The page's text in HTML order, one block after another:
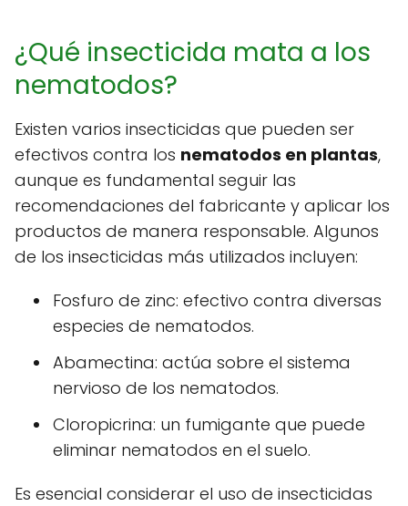
¿Qué insecticida mata a los
nematodos?
Existen varios insecticidas que pueden ser
efectivos contra los nematodos en plantas,
aunque es fundamental seguir las
recomendaciones del fabricante y aplicar los
productos de manera responsable. Algunos
de los insecticidas más utilizados incluyen:
Fosfuro de zinc: efectivo contra diversas
especies de nematodos.
Abamectina: actúa sobre el sistema
nervioso de los nematodos.
Cloropicrina: un fumigante que puede
eliminar nematodos en el suelo.
Es esencial considerar el uso de insecticidas